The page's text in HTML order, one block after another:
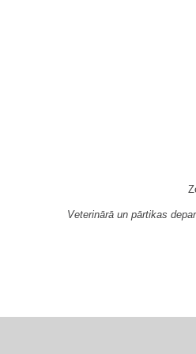
Veterinārā un pārtikas